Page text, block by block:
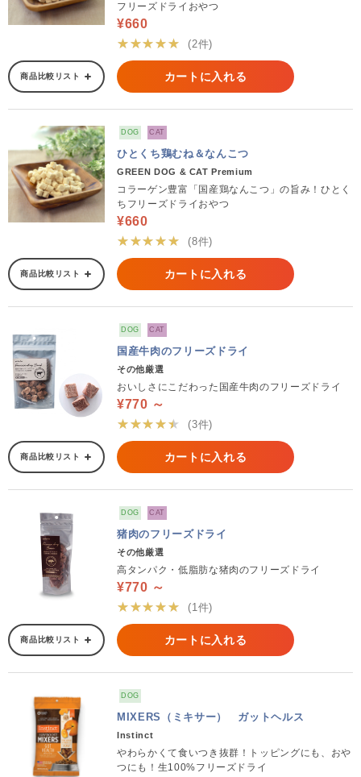
フリーズドライおやつ
¥660
★★★★★
(2件)
商品比較リスト カートに入れる
DOG CAT
ひとくち鶏むね＆なんこつ
GREEN DOG & CAT Premium
コラーゲン豊富「国産鶏なんこつ」の旨み！ひとく
ちフリーズドライおやつ
¥660
★★★★★
(8件)
商品比較リスト カートに入れる
DOG CAT
国産牛肉のフリーズドライ
その他厳選
おいしさにこだわった国産牛肉のフリーズドライ
¥770 ～
★★★★★
(3件)
商品比較リスト カートに入れる
DOG CAT
猪肉のフリーズドライ
その他厳選
高タンパク・低脂肪な猪肉のフリーズドライ
¥770 ～
★★★★★
(1件)
商品比較リスト カートに入れる
DOG
MIXERS（ミキサー） ガットヘルス
Instinct
やわらかくて食いつき抜群！トッピングにも、おや
つにも！生100%フリーズドライ